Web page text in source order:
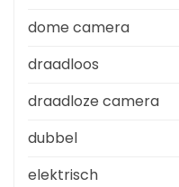
dome camera
draadloos
draadloze camera
dubbel
elektrisch